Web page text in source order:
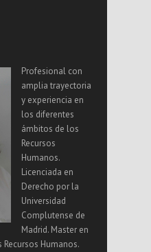
Profesional con
amplia trayectoria
y experiencia en
los diferentes
ámbitos de los
Recursos
Humanos.
Licenciada en
Derecho por la
Universidad
Complutense de
Madrid. Master en
Humanos.